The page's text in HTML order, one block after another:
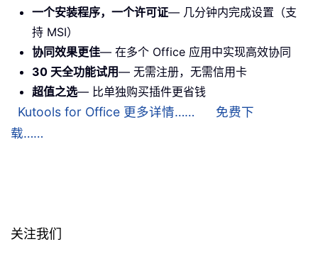
一个安装程序，一个许可证— 几分钟内完成设置（支
持 MSI）
协同效果更佳— 在多个 Office 应用中实现高效协同
30 天全功能试用— 无需注册，无需信用卡
超值之选— 比单独购买插件更省钱
Kutools for Office 更多详情……
免费下
载……
关注我们